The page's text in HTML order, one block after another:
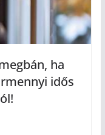
ha
idős